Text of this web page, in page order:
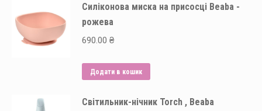
Силіконова миска на присосці Beaba -
рожева
690.00 ₴
Додати в кошик
Світильник-нічник Torch , Beaba